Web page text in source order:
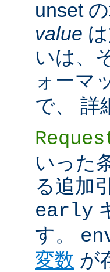
unset の
value
いは、
ォーマ
で、 詳
いった
る追加
early
す。
変数 が